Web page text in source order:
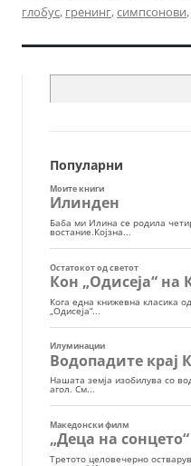
глобус, гренинг,симпсонови,
за:
Популарни